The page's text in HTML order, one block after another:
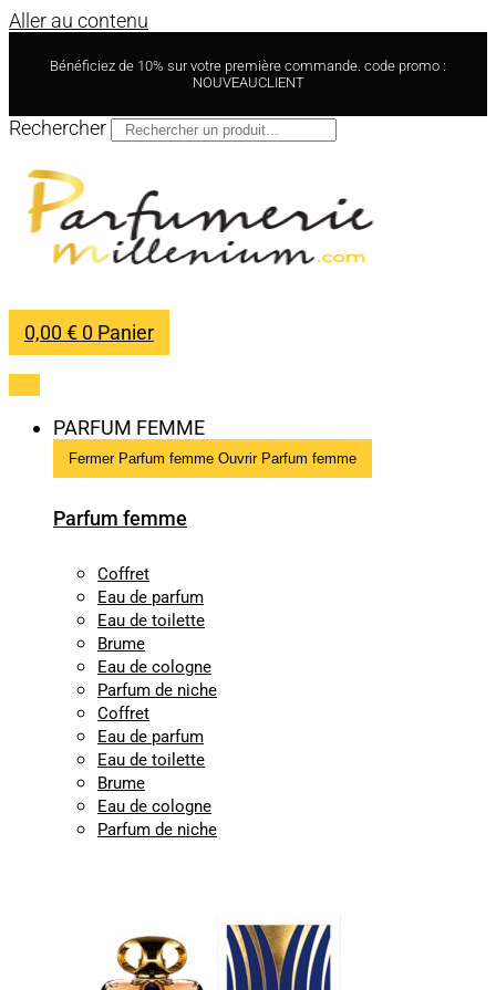
Aller au contenu
Bénéficiez de 10% sur votre première commande. code promo :
NOUVEAUCLIENT
Rechercher
0,00€ 0 Panier
PARFUM FEMME
Fermer Parfum femme Ouvrir Parfum femme
Parfum femme
Coffret
Eau de parfum
Eau de toilette
Brume
Eau de cologne
Parfum de niche
Coffret
Eau de parfum
Eau de toilette
Brume
Eau de cologne
Parfum de niche